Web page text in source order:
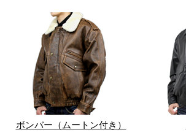
ボンバー（ムートン付き）